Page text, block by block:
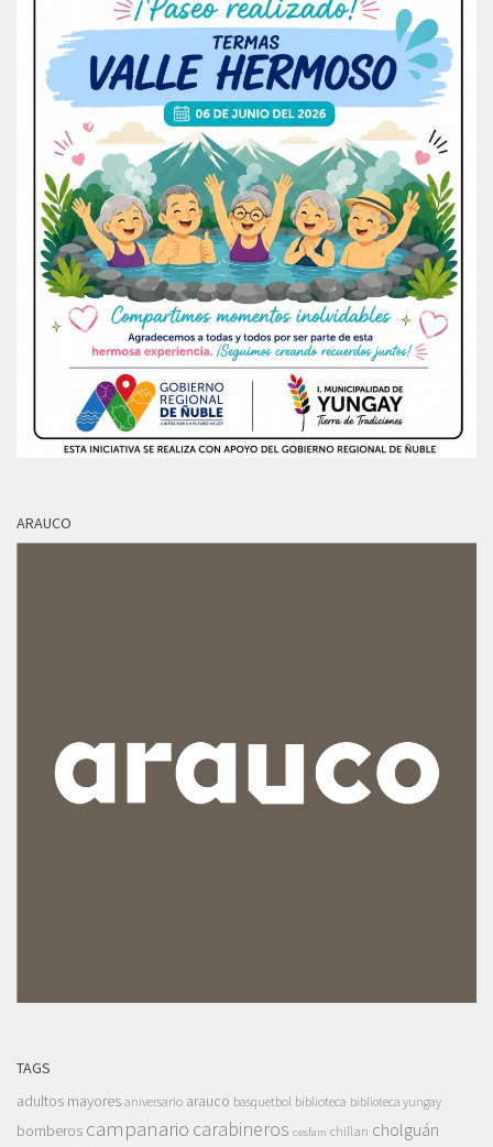
ARAUCO
TAGS
adultos mayores aniversario arauco basquetbol biblioteca biblioteca yungay
bomberos campanario carabineros cesfam chillan cholguán